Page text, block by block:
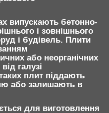
випускають бетонно-
і зовнішнього
і будівель. Плити
або неорганічних
галузі
плит піддають
або залишають в
для виготовлення